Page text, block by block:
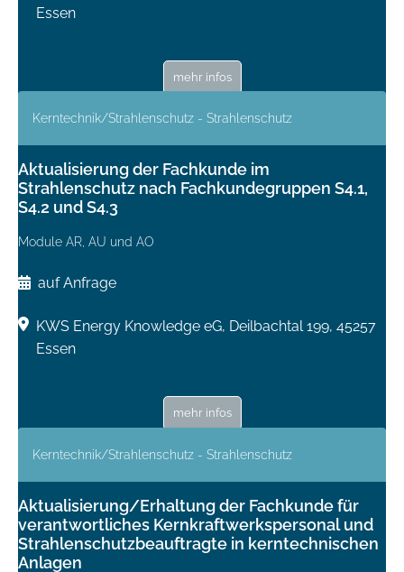
Essen
mehr infos
Kerntechnik/Strahlenschutz - Strahlenschutz
Aktualisierung der Fachkunde im
Strahlenschutz nach Fachkundegruppen S4.1,
S4.2 und S4.3
Module AR, AU und AO
auf Anfrage
KWS Energy Knowledge eG, Deilbachtal 199, 45257
Essen
mehr infos
Kerntechnik/Strahlenschutz - Strahlenschutz
Aktualisierung/Erhaltung der Fachkunde für
verantwortliches Kernkraftwerkspersonal und
Strahlenschutzbeauftragte in kerntechnischen
Anlagen